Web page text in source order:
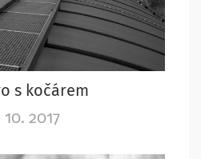
s kočárem
10. 2017